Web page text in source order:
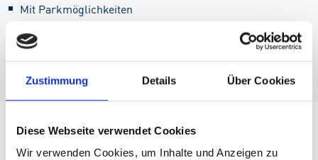
Zustimmung Details Über Cookies
Diese Webseite verwendet Cookies
Wir verwenden Cookies, um Inhalte und Anzeigen zu
Mit Parkmöglichkeiten
Seminarübersicht
Impressionen